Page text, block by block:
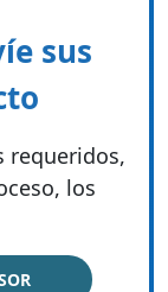
sus
requeridos,
los